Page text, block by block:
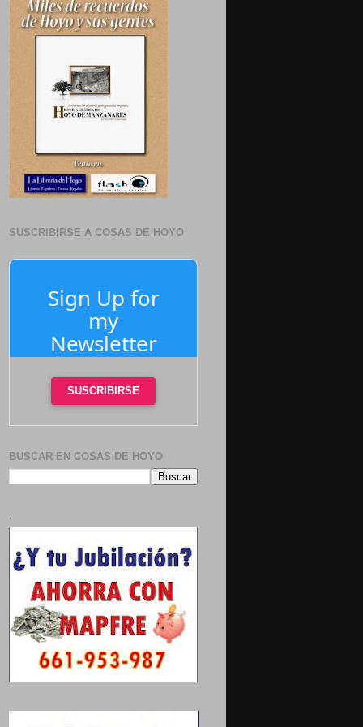
SUSCRIBIRSE A COSAS DE HOYO
Sign Up for
my
Newsletter
SUSCRIBIRSE
BUSCAR EN COSAS DE HOYO
.